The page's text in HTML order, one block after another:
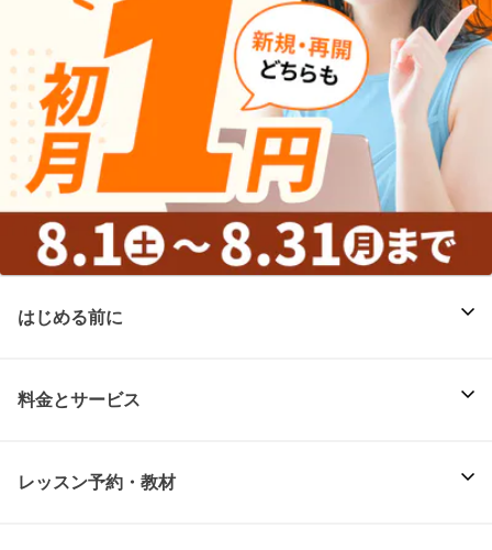
はじめる前に
料金とサービス
レッスン予約・教材